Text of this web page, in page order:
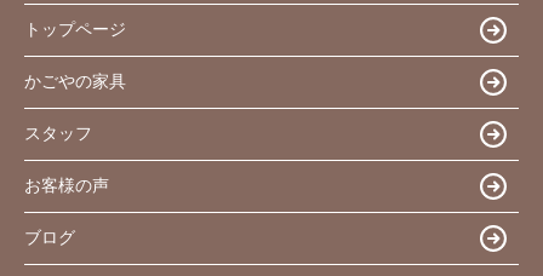
トップページ
かごやの家具
スタッフ
お客様の声
ブログ